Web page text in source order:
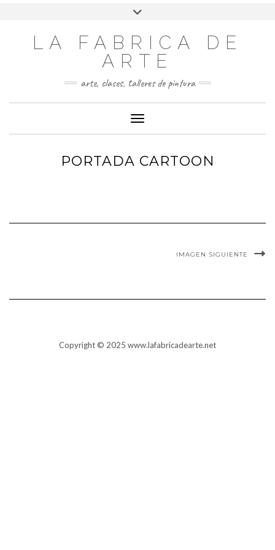
LA FABRICA DE
ARTE
arte, clases, talleres de pintura
Cambiar modo de navegación
PORTADA CARTOON
IMAGEN SIGUIENTE
Copyright © 2025 www.lafabricadearte.net